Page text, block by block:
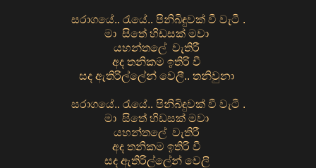
සරාගයේ.. රැයේ.. පිනිබිඳුවක් වී වැටී .
මා සිතේ හිඩසක් මවා
යහන්තලේ වැතිරී
අද තනිකම ඉතිරි වී
සද ඇතිරිල්ලේන් වෙලී.. තනිවුනා
සරාගයේ.. රැයේ.. පිනිබිඳුවක් වී වැටී .
මා සිතේ හිඩසක් මවා
යහන්තලේ වැතිරී
අද තනිකම ඉතිරි වී
සද ඇතිරිල්ලේන් වෙලී